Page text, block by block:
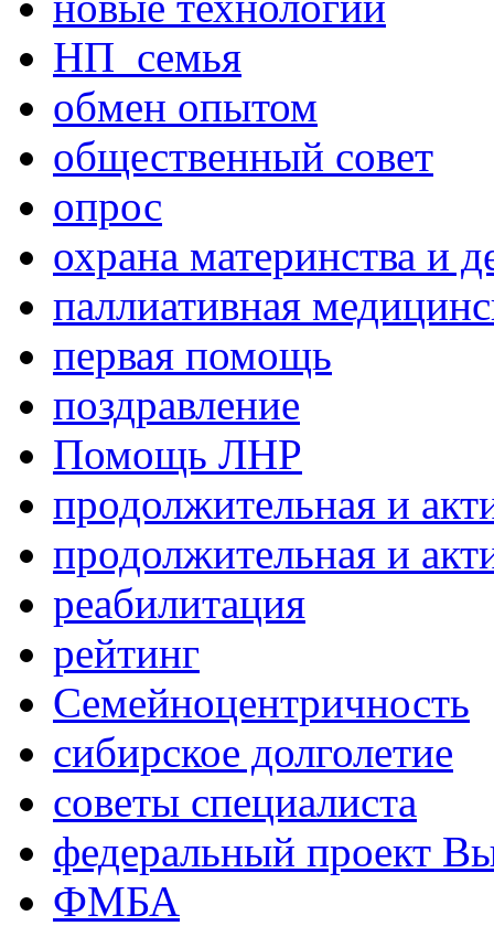
НП_семья
обмен опытом
общественный совет
опрос
охрана материнства и
паллиативная
первая помощь
поздравление
Помощь ЛНР
продолжительная и
продолжительная и
реабилитация
рейтинг
Семейноцентричность
сибирское долголетие
советы специалиста
федеральный проект
ФМБА